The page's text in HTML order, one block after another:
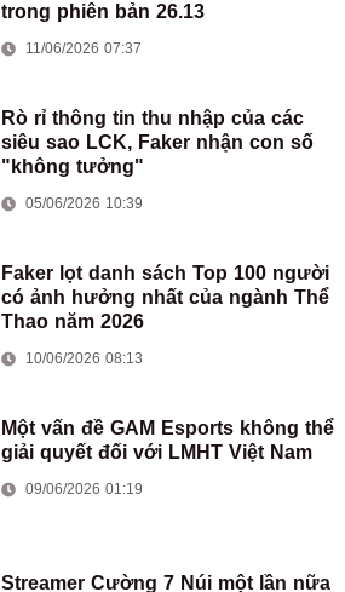
trong phiên bản 26.13
11/06/2026 07:37
Rò rỉ thông tin thu nhập của các
siêu sao LCK, Faker nhận con số
"không tưởng"
05/06/2026 10:39
Faker lọt danh sách Top 100 người
có ảnh hưởng nhất của ngành Thể
Thao năm 2026
10/06/2026 08:13
Một vấn đề GAM Esports không thể
giải quyết đối với LMHT Việt Nam
09/06/2026 01:19
Streamer Cường 7 Núi một lần nữa